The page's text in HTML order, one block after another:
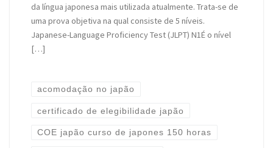
da língua japonesa mais utilizada atualmente. Trata-se de
uma prova objetiva na qual consiste de 5 níveis.
Japanese-Language Proficiency Test (JLPT) N1É o nível
[…]
acomodação no japão
certificado de elegibilidade japão
COE japão curso de japones 150 horas